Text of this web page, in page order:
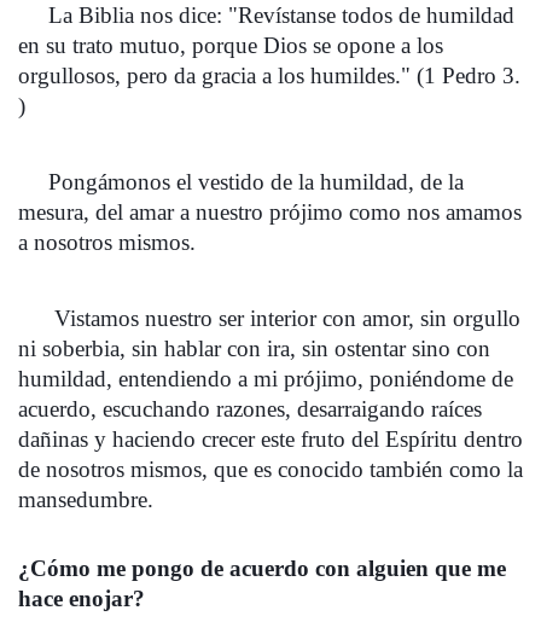
en su trato mutuo, porque Dios se opone a los
orgullosos, pero da gracia a los humildes." (1 Pedro 3.
)
mesura, del amar a nuestro prójimo como nos amamos
a nosotros mismos.
ni soberbia, sin hablar con ira, sin ostentar sino con
humildad, entendiendo a mi prójimo, poniéndome de
acuerdo, escuchando razones, desarraigando raíces
dañinas y haciendo crecer este fruto del Espíritu dentro
de nosotros mismos, que es conocido también como la
mansedumbre.
¿Cómo me pongo de acuerdo con alguien que me
hace enojar?